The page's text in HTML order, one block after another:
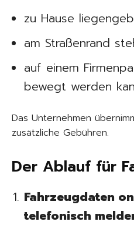
zu Hause
am Straßenrand
auf einem
bewegt werden
Das Unternehmen
zusätzliche Gebühren.
Der Ablauf für
Fahrzeugdaten
telefonisch